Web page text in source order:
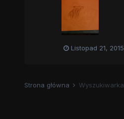
Listopad 21, 2015
Strona główna Wyszukiwarka